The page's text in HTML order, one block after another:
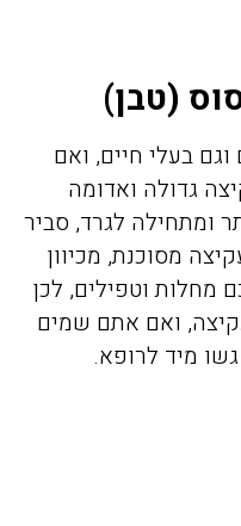
(טבן)
בעלי חיים, ואם
גדולה ואדומה
ומתחילה לגרד, סביר
מסוכנת, מכיוון
מחלות וטפילים, לכן
ואם אתם שמים
מיד לרופא.